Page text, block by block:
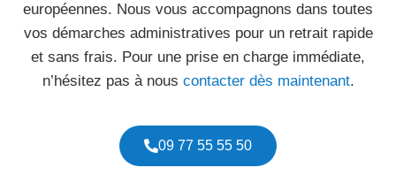
européennes. Nous vous accompagnons dans toutes
vos démarches administratives pour un retrait rapide
et sans frais. Pour une prise en charge immédiate,
n’hésitez pas à nous contacter dès maintenant.
09 77 55 55 50